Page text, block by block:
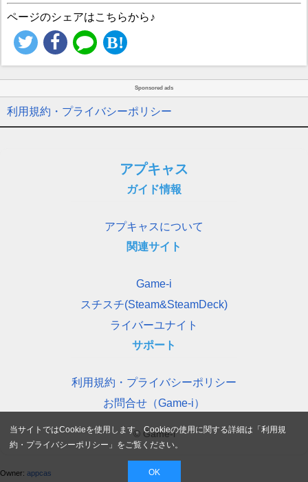
ページのシェアはこちらから♪
Sponsored ads
利用規約・プライバシーポリシー
アプキャス
ガイド情報
アプキャスについて
関連サイト
Game-i
スチスチ(Steam&SteamDeck)
ライバーユナイト
サポート
利用規約・プライバシーポリシー
お問合せ（Game-i）
© Game-i
Owner: appcas
当サイトではCookieを使用します。Cookieの使用に関する詳細は「利用規
約・プライバシーポリシー 」をご覧ください。
OK